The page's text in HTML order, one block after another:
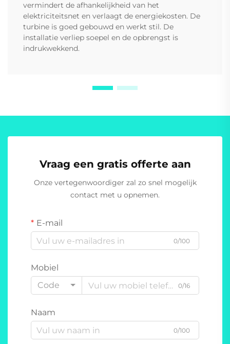
vermindert de afhankelijkheid van het
elektriciteitsnet en verlaagt de energiekosten. De
turbine is goed gebouwd en werkt stil. De
installatie verliep soepel en de opbrengst is
indrukwekkend.
Vraag een gratis offerte aan
Onze vertegenwoordiger zal zo snel mogelijk
contact met u opnemen.
E-mail
0/100
Mobiel
Code
0/16
Naam
0/100